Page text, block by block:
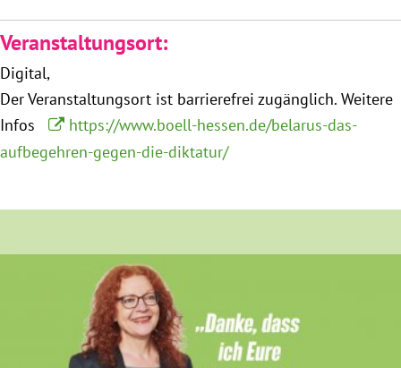
Veranstaltungsort:
Digital
Der Veranstaltungsort ist barrierefrei zugänglich. Weitere
Infos
https://www.boell-hessen.de/belarus-das-
aufbegehren-gegen-die-diktatur/